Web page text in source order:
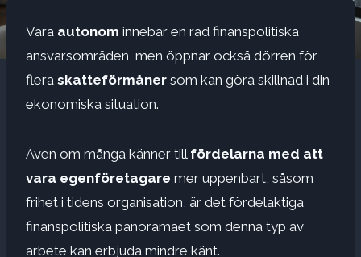
Vara autonom innebär en rad finanspolitiska
ansvarsområden, men öppnar också dörren för
flera skatteförmåner som kan göra skillnad i din
ekonomiska situation.
Även om många känner till fördelarna med att
vara egenföretagare mer uppenbart, såsom
frihet i tidens organisation, är det fördelaktiga
finanspolitiska panoramaet som denna typ av
arbete kan erbjuda mindre känt.